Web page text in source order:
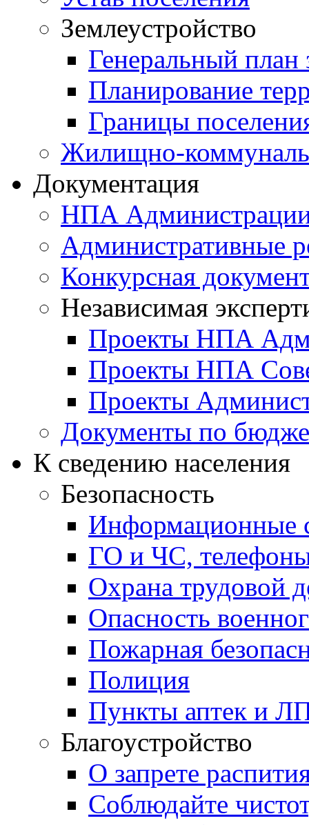
Землеустройство
Генеральный план
Планирование
Границы
Жилищно-
Документация
НПА
Административные
Конкурсная
Независимая
Проекты НПА
Проекты НПА
Проекты
Документы по
К сведению населения
Безопасность
Информационные
ГО и ЧС,
Охрана трудовой
Опасность
Пожарная
Полиция
Пункты аптек и
Благоустройство
О запрете
Соблюдайте